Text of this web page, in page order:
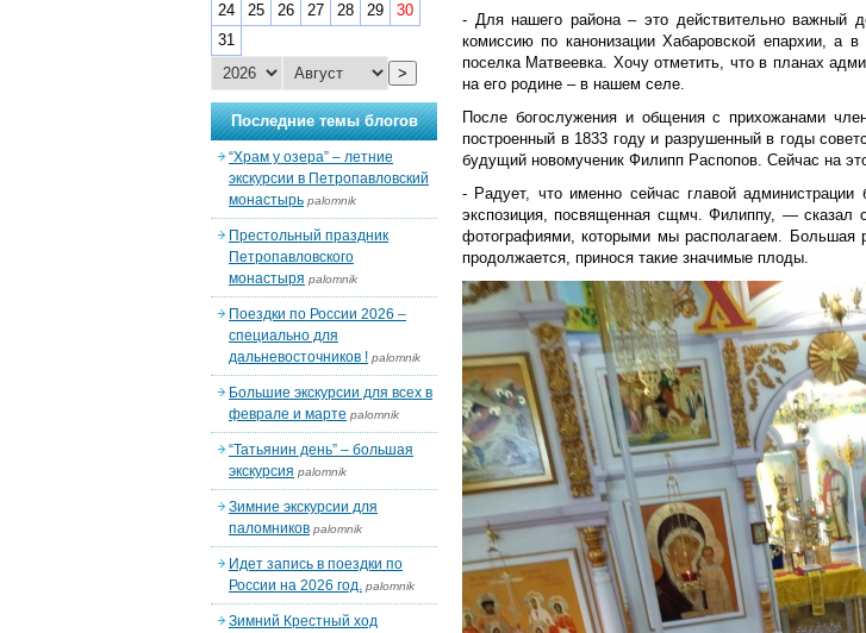
- Для нашего района – это действительно важный
комиссию по канонизации Хабаровской епархии, а
поселка Матвеевка. Хочу отметить, что в планах
на его родине – в нашем селе.
После богослужения и общения с прихожанами
построенный в 1833 году и разрушенный в годы
будущий новомученик Филипп Распопов. Сейчас на
- Радует, что именно сейчас главой
экспозиция, посвященная сщмч. Филиппу, — сказал
фотографиями, которыми мы располагаем. Большая
продолжается, принося такие значимые плоды.
24
25 26 27 28 29
30
31
>
Последние темы блогов
“Храм у озера” – летние
экскурсии в Петропавловский
монастырь palomnik
Престольный праздник
Петропавловского
монастыря palomnik
Поездки по России 2026 –
специально для
дальневосточников ! palomnik
Большие экскурсии для всех в
феврале и марте palomnik
“Татьянин день” – большая
экскурсия palomnik
Зимние экскурсии для
паломников palomnik
Идет запись в поездки по
России на 2026 год. palomnik
Зимний Крестный ход